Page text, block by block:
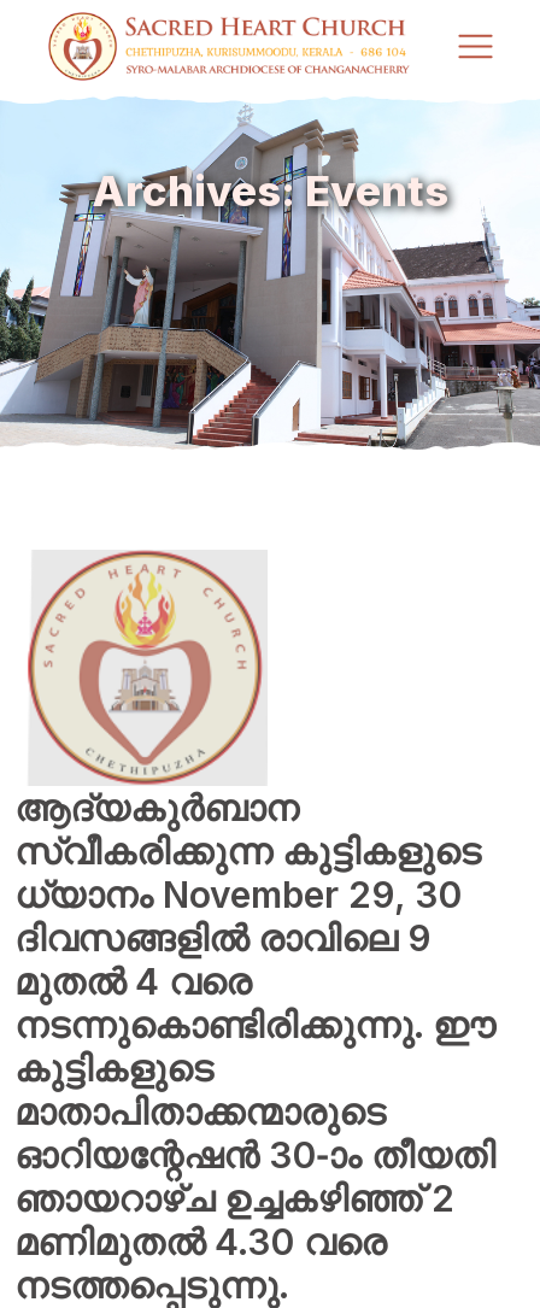
Archives:Events
ആദ്യകുർബാന
സ്വീകരിക്കുന്ന കുട്ടികളുടെ
ധ്യാനം November 29, 30
ദിവസങ്ങളിൽ രാവിലെ 9
മുതൽ 4 വരെ
നടന്നുകൊണ്ടിരിക്കുന്നു. ഈ
കുട്ടികളുടെ
മാതാപിതാക്കന്മാരുടെ
ഓറിയന്റേഷൻ 30-ാം തീയതി
ഞായറാഴ്ച ഉച്ചകഴിഞ്ഞ് 2
മണിമുതൽ 4.30 വരെ
നടത്തപ്പെടുന്നു.